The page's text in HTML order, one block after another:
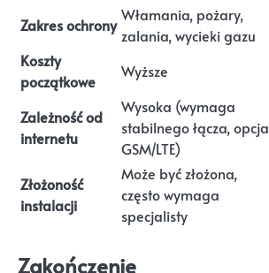
Zakres ochrony
Włamania, pożary,
zalania, wycieki gazu
Koszty
początkowe
Wyższe
Zależność od
internetu
Wysoka (wymaga
stabilnego łącza, opcja
GSM/LTE)
Złożoność
instalacji
Może być złożona,
często wymaga
specjalisty
Zakończenie